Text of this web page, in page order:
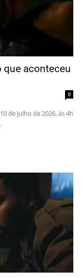
que aconteceu
0
de julho de 2026, às 4h